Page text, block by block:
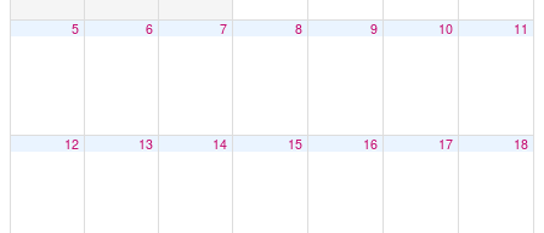
5 6 7 8 9 10 11
12 13 14 15 16 17 18